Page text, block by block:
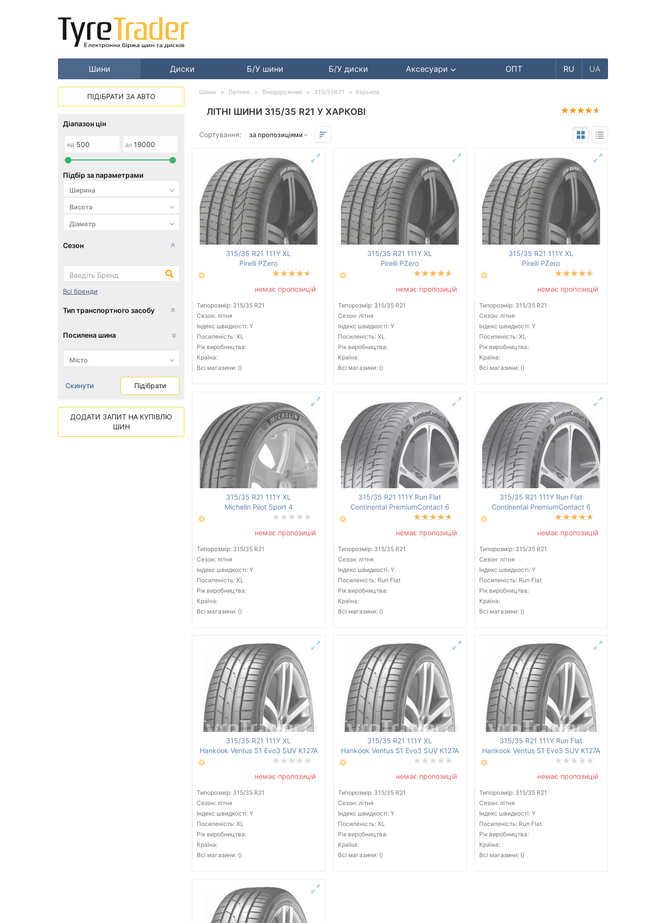
Шини Диски Б/У шини Б/У диски Аксесуари ОПТ RU UA
ЛІТНІ ШИНИ 315/35 R21 У ХАРКОВІ
Сортування:
315/35 R21 111Y XL
Pirelli PZero
немає пропозицій
Типорозмір: 315/35 R21
Сезон: літня
Індекс швидкості: Y
Посиленість: XL
Рік виробництва:
Країна:
Всі магазини: ()
315/35 R21 111Y XL
Pirelli PZero
немає пропозицій
Типорозмір: 315/35 R21
Сезон: літня
Індекс швидкості: Y
Посиленість: XL
Рік виробництва:
Країна:
Всі магазини: ()
315/35 R21 111Y XL
Pirelli PZero
немає пропозицій
Типорозмір: 315/35 R21
Сезон: літня
Індекс швидкості: Y
Посиленість: XL
Рік виробництва:
Країна:
Всі магазини: ()
315/35 R21 111Y XL
Michelin Pilot Sport 4
немає пропозицій
Типорозмір: 315/35 R21
Сезон: літня
Індекс швидкості: Y
Посиленість: XL
Рік виробництва:
Країна:
Всі магазини: ()
315/35 R21 111Y Run Flat
Continental PremiumContact 6
немає пропозицій
Типорозмір: 315/35 R21
Сезон: літня
Індекс швидкості: Y
Посиленість: Run Flat
Рік виробництва:
Країна:
Всі магазини: ()
315/35 R21 111Y Run Flat
Continental PremiumContact 6
немає пропозицій
Типорозмір: 315/35 R21
Сезон: літня
Індекс швидкості: Y
Посиленість: Run Flat
Рік виробництва:
Країна:
Всі магазини: ()
315/35 R21 111Y XL
Hankook Ventus S1 Evo3 SUV K127A
немає пропозицій
Типорозмір: 315/35 R21
Сезон: літня
Індекс швидкості: Y
Посиленість: XL
Рік виробництва:
Країна:
Всі магазини: ()
315/35 R21 111Y XL
Hankook Ventus S1 Evo3 SUV K127A
немає пропозицій
Типорозмір: 315/35 R21
Сезон: літня
Індекс швидкості: Y
Посиленість: XL
Рік виробництва:
Країна:
Всі магазини: ()
315/35 R21 111Y Run Flat
Hankook Ventus S1 Evo3 SUV K127A
немає пропозицій
Типорозмір: 315/35 R21
Сезон: літня
Індекс швидкості: Y
Посиленість: Run Flat
Рік виробництва:
Країна:
Всі магазини: ()
Шины Летняя Внедорожник 315/35R21 Харьков
ПІДІБРАТИ ЗА АВТО
Діапазон цін
від до
Підбір за параметрами
Сезон
Всі бренди
Тип транспортного засобу
Посилена шина
Скинути Підібрати
ДОДАТИ ЗАПИТ НА КУПІВЛЮ
ШИН